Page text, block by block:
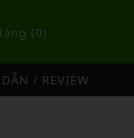
(0)
/ REVIEW